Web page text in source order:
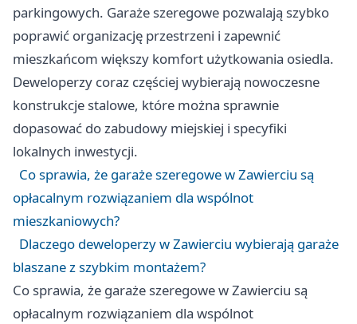
parkingowych. Garaże szeregowe pozwalają szybko
poprawić organizację przestrzeni i zapewnić
mieszkańcom większy komfort użytkowania osiedla.
Deweloperzy coraz częściej wybierają nowoczesne
konstrukcje stalowe, które można sprawnie
dopasować do zabudowy miejskiej i specyfiki
lokalnych inwestycji.
Co sprawia, że garaże szeregowe w Zawierciu są
opłacalnym rozwiązaniem dla wspólnot
mieszkaniowych?
Dlaczego deweloperzy w Zawierciu wybierają garaże
blaszane z szybkim montażem?
Co sprawia, że garaże szeregowe w Zawierciu są
opłacalnym rozwiązaniem dla wspólnot